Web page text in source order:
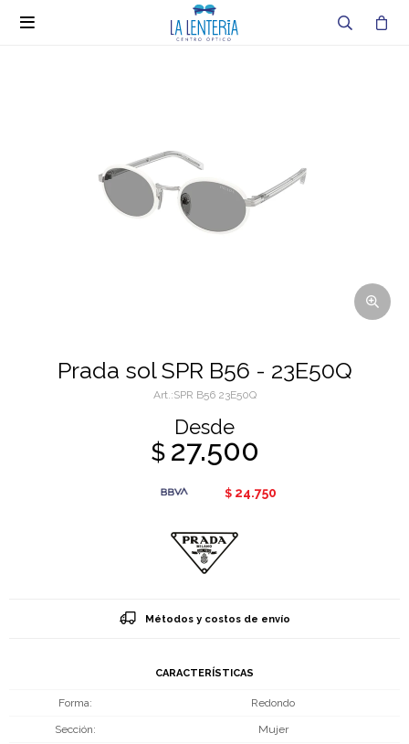

Prada sol SPR B56 - 23E50Q
SPR B56 23E50Q
Desde
$ 27.500
$ 24.750
Métodos y costos de envío
CARACTERÍSTICAS
Forma Redondo
Sección Mujer